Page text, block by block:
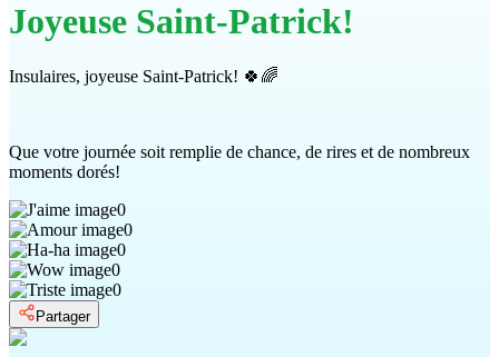
Joyeuse Saint-Patrick!
Insulaires, joyeuse Saint-Patrick! 🍀🌈
Que votre journée soit remplie de chance, de rires et de nombreux
moments dorés!
0
0
0
0
0
Partager